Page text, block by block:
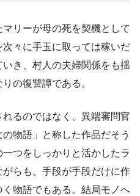
リーが母の死を契機として
々に手玉に取っては稼いだ
き、村人の夫婦関係をも揺
の復讐譚である。
るのではなく、異端審問官
物語」と称した作品だそう
つをしっかりと活かしたラ
らも、手段が手段だけに作
物語でもある。結局モノへ